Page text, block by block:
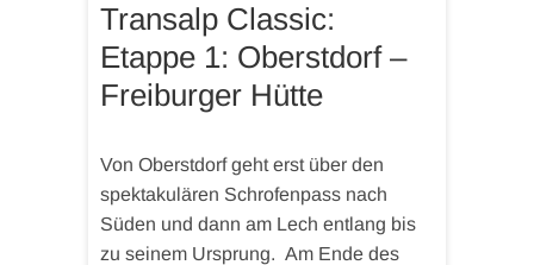
Transalp Classic:
Etappe 1: Oberstdorf –
Freiburger Hütte
Von Oberstdorf geht erst über den
spektakulären Schrofenpass nach
Süden und dann am Lech entlang bis
zu seinem Ursprung. Am Ende des